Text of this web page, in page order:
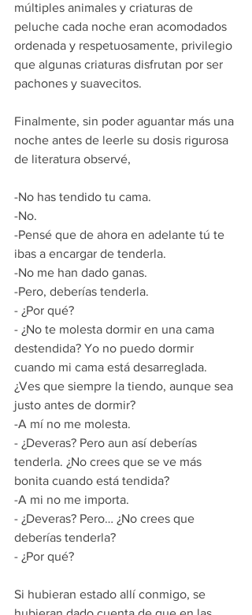
múltiples animales y criaturas de
peluche cada noche eran acomodados
ordenada y respetuosamente, privilegio
que algunas criaturas disfrutan por ser
pachones y suavecitos.
Finalmente, sin poder aguantar más una
noche antes de leerle su dosis rigurosa
de literatura observé,
-No has tendido tu cama.
-No.
-Pensé que de ahora en adelante tú te
ibas a encargar de tenderla.
-No me han dado ganas.
-Pero, deberías tenderla.
- ¿Por qué?
- ¿No te molesta dormir en una cama
destendida? Yo no puedo dormir
cuando mi cama está desarreglada.
¿Ves que siempre la tiendo, aunque sea
justo antes de dormir?
-A mí no me molesta.
- ¿Deveras? Pero aun así deberías
tenderla. ¿No crees que se ve más
bonita cuando está tendida?
-A mi no me importa.
- ¿Deveras? Pero… ¿No crees que
deberías tenderla?
- ¿Por qué?
Si hubieran estado allí conmigo, se